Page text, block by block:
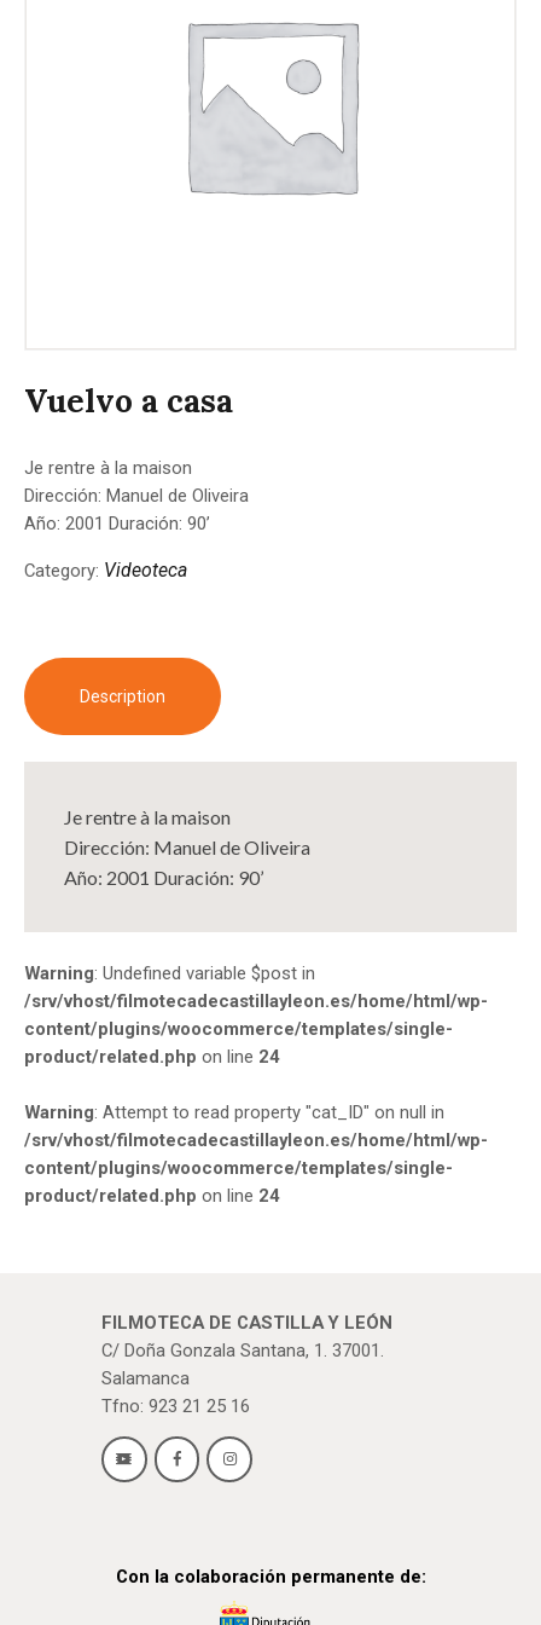
Vuelvo a casa
Je rentre à la maison
Dirección: Manuel de Oliveira
Año: 2001 Duración: 90’
Category: Videoteca
Description
Je rentre à la maison
Dirección: Manuel de Oliveira
Año: 2001 Duración: 90’
Warning: Undefined variable $post in
/srv/vhost/filmotecadecastillayleon.es/home/html/wp-
content/plugins/woocommerce/templates/single-
product/related.php on line 24
Warning: Attempt to read property "cat_ID" on null in
/srv/vhost/filmotecadecastillayleon.es/home/html/wp-
content/plugins/woocommerce/templates/single-
product/related.php on line 24
FILMOTECA DE CASTILLA Y LEÓN
C/ Doña Gonzala Santana, 1. 37001.
Salamanca
Tfno: 923 21 25 16
Con la colaboración permanente de: